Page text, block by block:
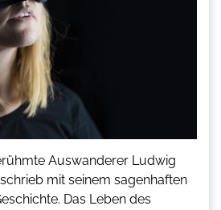
Auswanderer Ludwig
mit seinem sagenhaften
Das Leben des